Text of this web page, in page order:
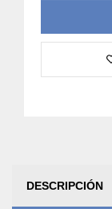
DESCRIPCIÓN